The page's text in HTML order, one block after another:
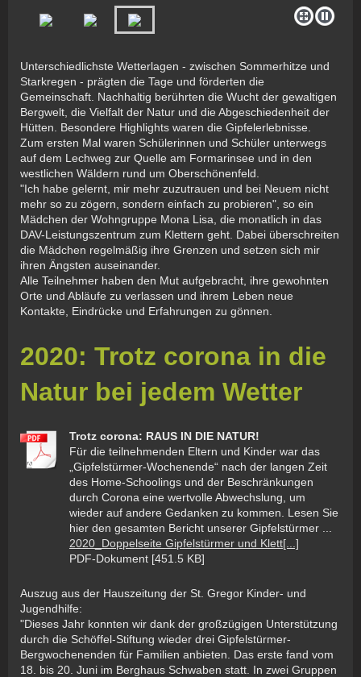
Unterschiedlichste Wetterlagen - zwischen Sommerhitze und
Starkregen - prägten die Tage und förderten die
Gemeinschaft. Nachhaltig berührten die Wucht der gewaltigen
Bergwelt, die Vielfalt der Natur und die Abgeschiedenheit der
Hütten. Besondere Highlights waren die Gipfelerlebnisse.
Zum ersten Mal waren Schülerinnen und Schüler unterwegs
auf dem Lechweg zur Quelle am Formarinsee und in den
westlichen Wäldern rund um Oberschönenfeld.
"Ich habe gelernt, mir mehr zuzutrauen und bei Neuem nicht
mehr so zu zögern, sondern einfach zu probieren", so ein
Mädchen der Wohngruppe Mona Lisa, die monatlich in das
DAV-Leistungszentrum zum Klettern geht. Dabei überschreiten
die Mädchen regelmäßig ihre Grenzen und setzen sich mir
ihren Ängsten auseinander.
Alle Teilnehmer haben den Mut aufgebracht, ihre gewohnten
Orte und Abläufe zu verlassen und ihrem Leben neue
Kontakte, Eindrücke und Erfahrungen zu gönnen.
2020: Trotz corona in die
Natur bei jedem Wetter
Trotz corona: RAUS IN DIE NATUR!
Für die teilnehmenden Eltern und Kinder war das
„Gipfelstürmer-Wochenende“ nach der langen Zeit
des Home-Schoolings und der Beschränkungen
durch Corona eine wertvolle Abwechslung, um
wieder auf andere Gedanken zu kommen. Lesen Sie
hier den gesamten Bericht unserer Gipfelstürmer ...
2020_Doppelseite Gipfelstürmer und Klett[...]
PDF-Dokument [451.5 KB]
Auszug aus der Hauszeitung der St. Gregor Kinder- und
Jugendhilfe:
"Dieses Jahr konnten wir dank der großzügigen Unterstützung
durch die Schöffel-Stiftung wieder drei Gipfelstürmer-
Bergwochenenden für Familien anbieten. Das erste fand vom
18. bis 20. Juni im Berghaus Schwaben statt. In zwei Gruppen